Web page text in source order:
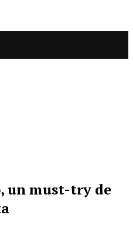
un must-try de